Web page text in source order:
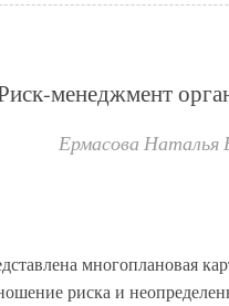
менеджмент
Ермасова Наталья
многоплановая
риска и